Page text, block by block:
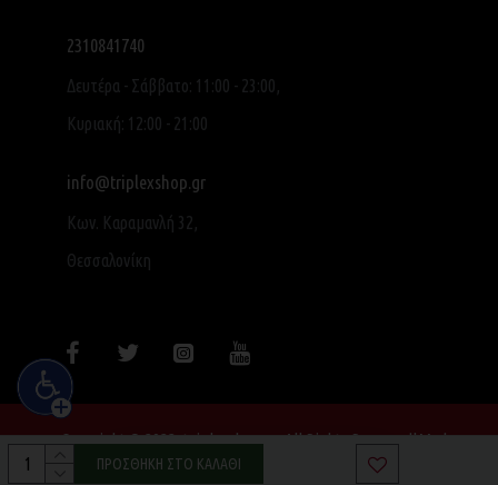
ΠΡΟΣΘΉΚΗ ΣΤΟ ΚΑΛΆΘΙ
2310841740
Δευτέρα - Σάββατο: 11:00 - 23:00,
Κυριακή: 12:00 - 21:00
info@triplexshop.gr
Κων. Καραμανλή 32,
Θεσσαλονίκη
Copyright © 2022, triplexshop.gr, All Rights Reserved|Made
with ❤ by SocialME